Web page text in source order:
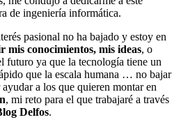
de ingeniería informática.
pasional no ha bajado y estoy en
mis conocimientos, mis ideas, o
futuro ya que la tecnología tiene un
que la escala humana … no bajar
a los que quieren montar en
, mi reto para el que trabajaré a través
Delfos.